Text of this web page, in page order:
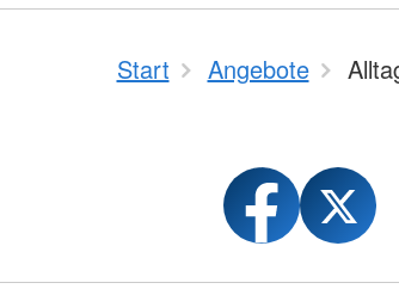
Start Angebote